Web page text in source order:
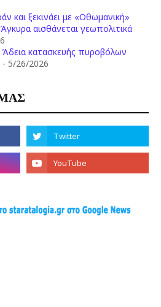
και ξεκινάει με «Οθωμανική»
αισθάνεται γεωπολιτικά
κατασκευής πυροβόλων
- 5/26/2026